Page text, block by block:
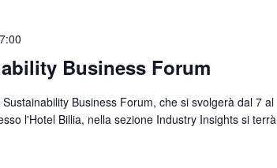
Business Forum
Business Forum, che si svolgerà dal 7 al
l'Hotel Billia, nella sezione Industry Insights si terrà